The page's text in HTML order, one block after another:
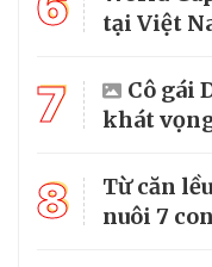
tại Việt
7
Cô gái
khát
8
Từ căn
nuôi 7